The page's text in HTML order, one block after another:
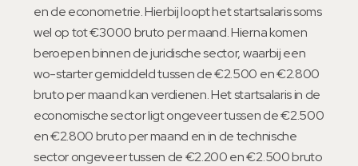
en de econometrie. Hierbij loopt het startsalaris soms
wel op tot €3000 bruto per maand. Hierna komen
beroepen binnen de juridische sector, waarbij een
wo-starter gemiddeld tussen de €2.500 en €2.800
bruto per maand kan verdienen. Het startsalaris in de
economische sector ligt ongeveer tussen de €2.500
en €2.800 bruto per maand en in de technische
sector ongeveer tussen de €2.200 en €2.500 bruto